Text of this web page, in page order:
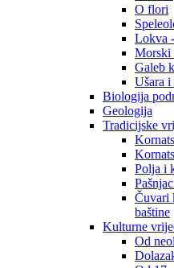
O flori
Lokva
Morski
Galeb
Ušara
Biologija
Geologija
Tradicijske
Polja i
Čuvari
baštine
Kulturne
Od